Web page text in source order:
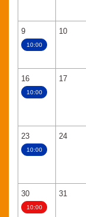
9
10:00
10
16
10:00
17
23
10:00
24
30
10:00
31